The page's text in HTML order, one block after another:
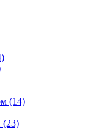
(14)
(23)